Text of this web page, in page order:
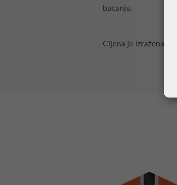
bacanju.
Cijena je izražena